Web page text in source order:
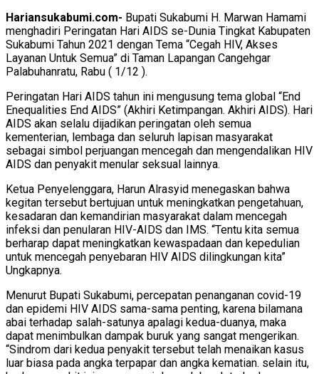
Hariansukabumi.com- Bupati Sukabumi H. Marwan Hamami
menghadiri Peringatan Hari AIDS se-Dunia Tingkat Kabupaten
Sukabumi Tahun 2021 dengan Tema “Cegah HIV, Akses
Layanan Untuk Semua” di Taman Lapangan Cangehgar
Palabuhanratu, Rabu ( 1/12 ).
Peringatan Hari AIDS tahun ini mengusung tema global “End
Enequalities End AIDS” (Akhiri Ketimpangan. Akhiri AIDS). Hari
AIDS akan selalu dijadikan peringatan oleh semua
kementerian, lembaga dan seluruh lapisan masyarakat
sebagai simbol perjuangan mencegah dan mengendalikan HIV
AIDS dan penyakit menular seksual lainnya.
Ketua Penyelenggara, Harun Alrasyid menegaskan bahwa
kegitan tersebut bertujuan untuk meningkatkan pengetahuan,
kesadaran dan kemandirian masyarakat dalam mencegah
infeksi dan penularan HIV-AIDS dan IMS. “Tentu kita semua
berharap dapat meningkatkan kewaspadaan dan kepedulian
untuk mencegah penyebaran HIV AIDS dilingkungan kita”
Ungkapnya.
Menurut Bupati Sukabumi, percepatan penanganan covid-19
dan epidemi HIV AIDS sama-sama penting, karena bilamana
abai terhadap salah-satunya apalagi kedua-duanya, maka
dapat menimbulkan dampak buruk yang sangat mengerikan.
“Sindrom dari kedua penyakit tersebut telah menaikan kasus
luar biasa pada angka terpapar dan angka kematian. selain itu,